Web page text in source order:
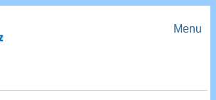
Menu